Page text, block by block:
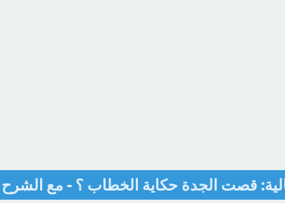
قصت الجدة حكاية الخطاب ؟ - مع الشرح